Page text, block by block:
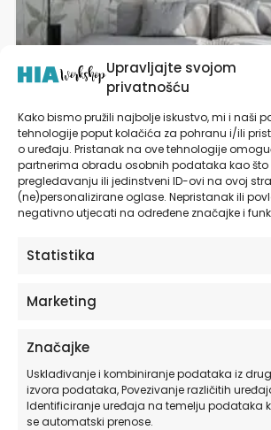
Upravljajte svojom
privatnošću
Kako bismo pružili najbolje iskustvo, mi i naši
tehnologije poput kolačića za pohranu i/ili
o uređaju. Pristanak na ove tehnologije
partnerima obradu osobnih podataka kao što
pregledavanju ili jedinstveni ID-ovi na ovoj
(ne)personalizirane oglase. Nepristanak ili
negativno utjecati na određene značajke i
Statistika
Marketing
Značajke
Usklađivanje i kombiniranje podataka iz
izvora podataka, Povezivanje različitih
Identificiranje uređaja na temelju podataka
se automatski prenose.
Zidna Tapeta | Dizajnerski Mural |
Poem
od27,90€